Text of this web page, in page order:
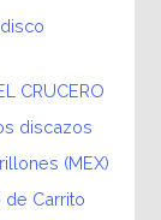
CRUCERO
discazos
(MEX)
Carrito